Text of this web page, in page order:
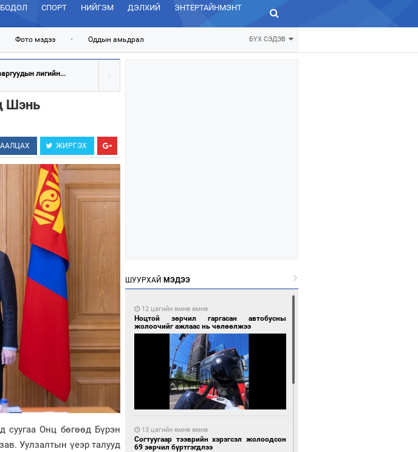
СПОРТ НИЙГЭМ ДЭЛХИЙ ЭНТЕРТАЙНМЭНТ ЗУРХАЙ
Фото мэдээ • Оддын амьдрал БҮХ СЭДЭВ
лигийн...
Шэнь
ЖИРГЭХ
Онц бөгөөд Бүрэн
Уулзалтын үеэр талууд
ШУУРХАЙ МЭДЭЭ
12 цагийн өмнө өмнө
Ноцтой зөрчил гаргасан автобусны
жолоочийг ажлаас нь чөлөөлжээ
13 цагийн өмнө өмнө
Согтуугаар тээврийн хэрэгсэл жолоодсон
69 зөрчил бүртгэгдлээ